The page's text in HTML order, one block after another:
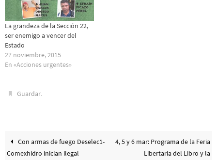
La grandeza de la Sección 22,
ser enemigo a vencer del
Estado
27 noviembre, 2015
En «Acciones urgentes»
Guardar.
Con armas de fuego Deselec1-
Comexhidro inician ilegal
4, 5 y 6 mar: Programa de la Feria
Libertaria del Libro y la